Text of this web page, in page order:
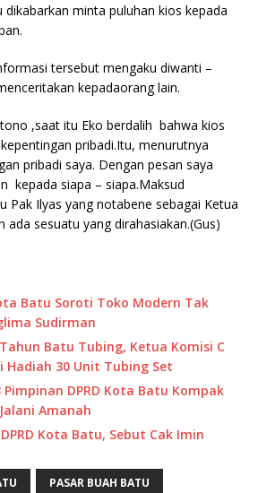
minta puluhan kios kepada
tersebut mengaku diwanti –
kepadaorang lain.
,saat itu Eko berdalih bahwa kios
pribadi.Itu, menurutnya
pribadi saya. Dengan pesan saya
kepada siapa – siapa.Maksud
Pak Ilyas yang notabene sebagai Ketua
ada sesuatu yang dirahasiakan.(Gus)
Batu Soroti Toko Modern Tak
Sudirman
Batu Tubing, Ketua Komisi C
Hadiah 30 Unit Tubing Set
Pimpinan DPRD Kota Batu Kompak
Amanah
Kota Batu, Sebut Cak Imin
PASAR BUAH BATU